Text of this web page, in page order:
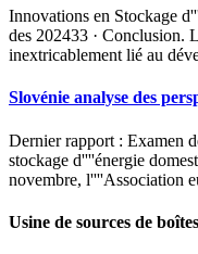
Innovations en Stockage
des 202433 · Conclusion.
inextricablement lié au
Slovénie analyse des
Dernier rapport : Examen
stockage d''''énergie
novembre, l''''Association
Usine de sources de